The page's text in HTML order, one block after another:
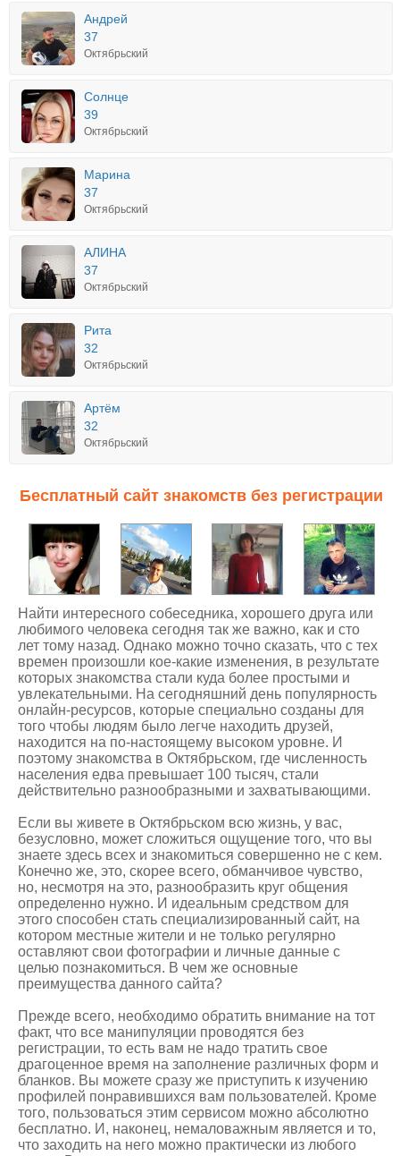
Андрей
37
Октябрьский
Солнце
39
Октябрьский
Марина
37
Октябрьский
АЛИНА
37
Октябрьский
Рита
32
Октябрьский
Артём
32
Октябрьский
Бесплатный сайт знакомств без регистрации
Найти интересного собеседника, хорошего друга или
любимого человека сегодня так же важно, как и сто
лет тому назад. Однако можно точно сказать, что с тех
времен произошли кое-какие изменения, в результате
которых знакомства стали куда более простыми и
увлекательными. На сегодняшний день популярность
онлайн-ресурсов, которые специально созданы для
того чтобы людям было легче находить друзей,
находится на по-настоящему высоком уровне. И
поэтому знакомства в Октябрьском, где численность
населения едва превышает 100 тысяч, стали
действительно разнообразными и захватывающими.
Если вы живете в Октябрьском всю жизнь, у вас,
безусловно, может сложиться ощущение того, что вы
знаете здесь всех и знакомиться совершенно не с кем.
Конечно же, это, скорее всего, обманчивое чувство,
но, несмотря на это, разнообразить круг общения
определенно нужно. И идеальным средством для
этого способен стать специализированный сайт, на
котором местные жители и не только регулярно
оставляют свои фотографии и личные данные с
целью познакомиться. В чем же основные
преимущества данного сайта?
Прежде всего, необходимо обратить внимание на тот
факт, что все манипуляции проводятся без
регистрации, то есть вам не надо тратить свое
драгоценное время на заполнение различных форм и
бланков. Вы можете сразу же приступить к изучению
профилей понравившихся вам пользователей. Кроме
того, пользоваться этим сервисом можно абсолютно
бесплатно. И, наконец, немаловажным является и то,
что заходить на него можно практически из любого